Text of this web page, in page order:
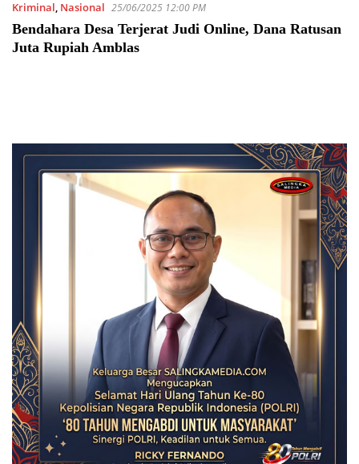
Kriminal, Nasional 25/06/2025 12:00 PM
Bendahara Desa Terjerat Judi Online, Dana Ratusan
Juta Rupiah Amblas